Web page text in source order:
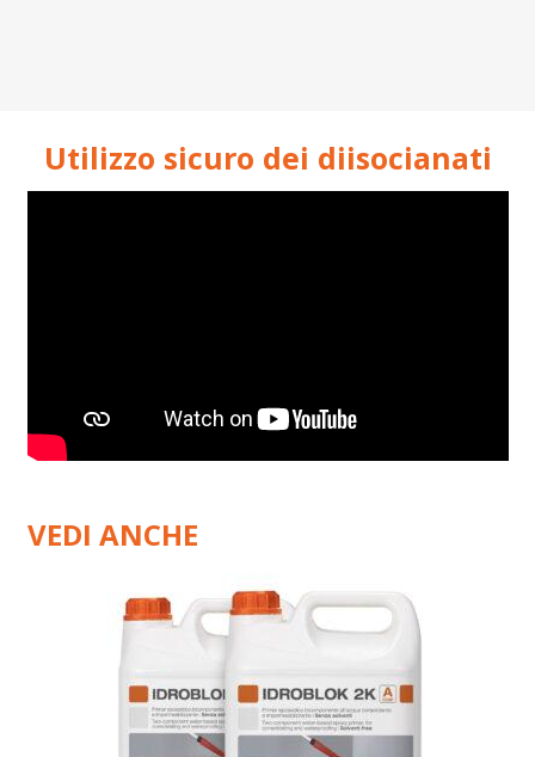
Utilizzo sicuro dei diisocianati
VEDI ANCHE